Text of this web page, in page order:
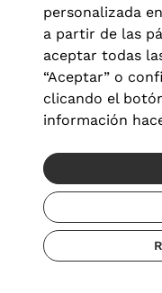
Aviso legal| Política
Política de
personalizada
a partir de las
aceptar todas
“Aceptar” o
clicando el
información